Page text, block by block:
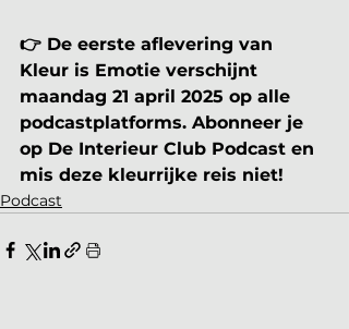
👉 De eerste aflevering van
Kleur is Emotie verschijnt
maandag 21 april 2025 op alle
podcastplatforms. Abonneer je
op De Interieur Club Podcast en
mis deze kleurrijke reis niet!
Podcast